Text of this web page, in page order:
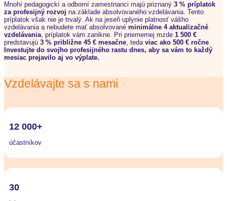
Mnohí pedagogickí a odborní zamestnanci majú priznaný 3 % príplatok
za profesijný rozvoj na základe absolvovaného vzdelávania. Tento
príplatok však nie je trvalý. Ak na jeseň uplynie platnosť vášho
vzdelávania a nebudete mať absolvované minimálne 4 aktualizačné
vzdelávania, príplatok vám zanikne. Pri priemernej mzde 1 500 €
predstavujú 3 % približne 45 € mesačne, teda viac ako 500 € ročne.
Investujte do svojho profesijného rastu dnes, aby sa vám to každý
mesiac prejavilo aj vo výplate.
Vzdelávajte sa s nami
12 000+
účastníkov
30